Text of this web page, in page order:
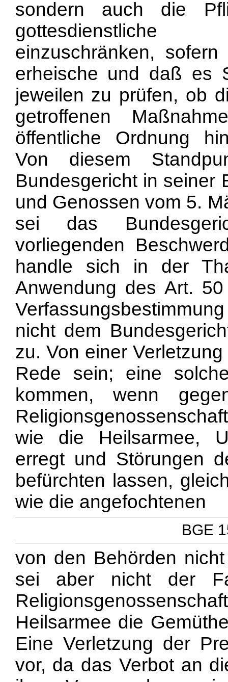
sondern auch die
gottesdienstliche
einzuschränken,
erheische und daß es
jeweilen zu prüfen, ob
getroffenen
öffentliche Ordnung
Von diesem
Bundesgericht in seiner
und Genossen vom 5.
sei das
vorliegenden
handle sich in der
Anwendung des Art.
nicht dem
zu. Von einer
Rede sein; eine
kommen, wenn
wie die Heilsarmee,
erregt und Störungen
befürchten lassen,
wie die angefochtenen
BGE
von den Behörden
sei aber nicht der
Heilsarmee die
Eine Verletzung der
vor, da das Verbot an